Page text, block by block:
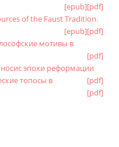
[epub][pdf]
of the Faust Tradition.
[epub][pdf]
мотивы в
[pdf]
эпохи реформации
[pdf]
топосы в
[pdf]